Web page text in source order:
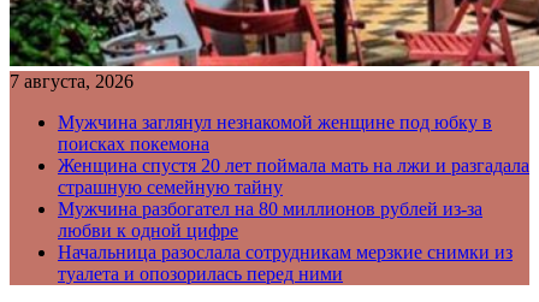
7 августа, 2026
Мужчина заглянул незнакомой женщине под юбку в
поисках покемона
Женщина спустя 20 лет поймала мать на лжи и разгадала
страшную семейную тайну
Мужчина разбогател на 80 миллионов рублей из-за
любви к одной цифре
Начальница разослала сотрудникам мерзкие снимки из
туалета и опозорилась перед ними